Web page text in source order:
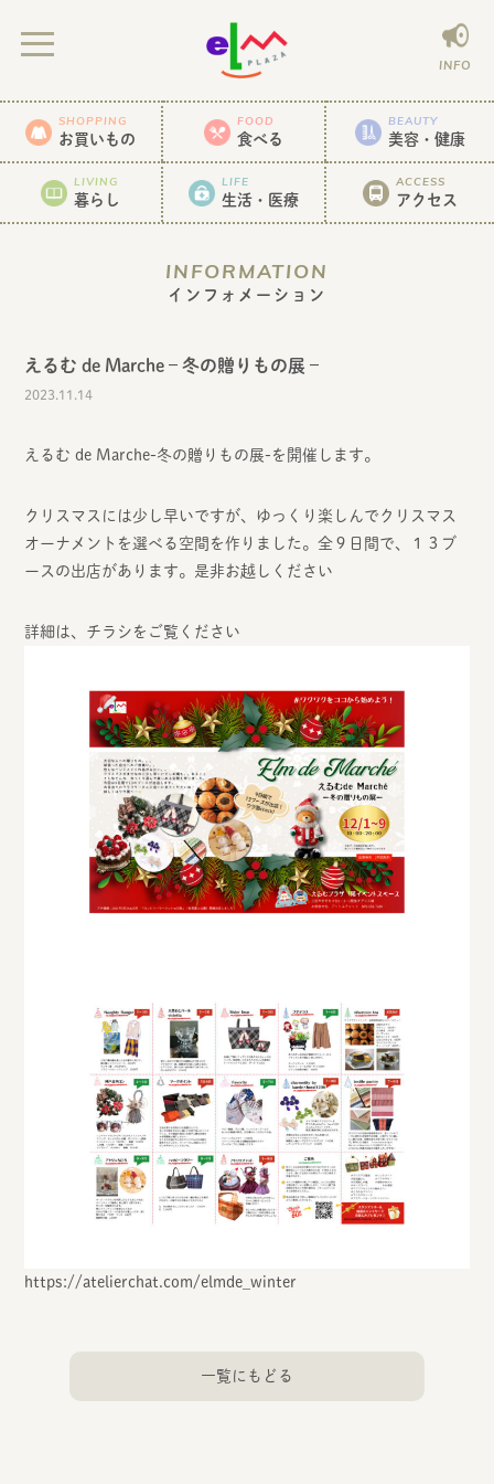
INFO
SHOPPING
お買いもの
FOOD
食べる
BEAUTY
美容・健康
LIVING
暮らし
LIFE
生活・医療
ACCESS
アクセス
INFORMATION
インフォメーション
えるむ de Marche – 冬の贈りもの展 –
2023.11.14
えるむ de Marche-冬の贈りもの展-を開催します。
クリスマスには少し早いですが、ゆっくり楽しんでクリスマス
オーナメントを選べる空間を作りました。全９日間で、１３ブ
ースの出店があります。是非お越しください
詳細は、チラシをご覧ください
https://atelierchat.com/elmde_winter
一覧にもどる